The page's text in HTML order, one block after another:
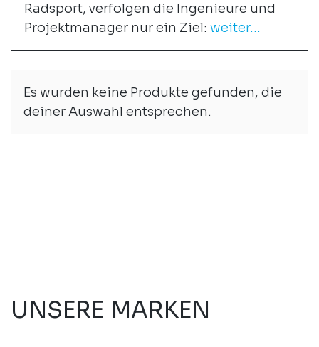
Radsport, verfolgen die Ingenieure und
Projektmanager nur ein Ziel: weiter...
Es wurden keine Produkte gefunden, die
deiner Auswahl entsprechen.
UNSERE MARKEN